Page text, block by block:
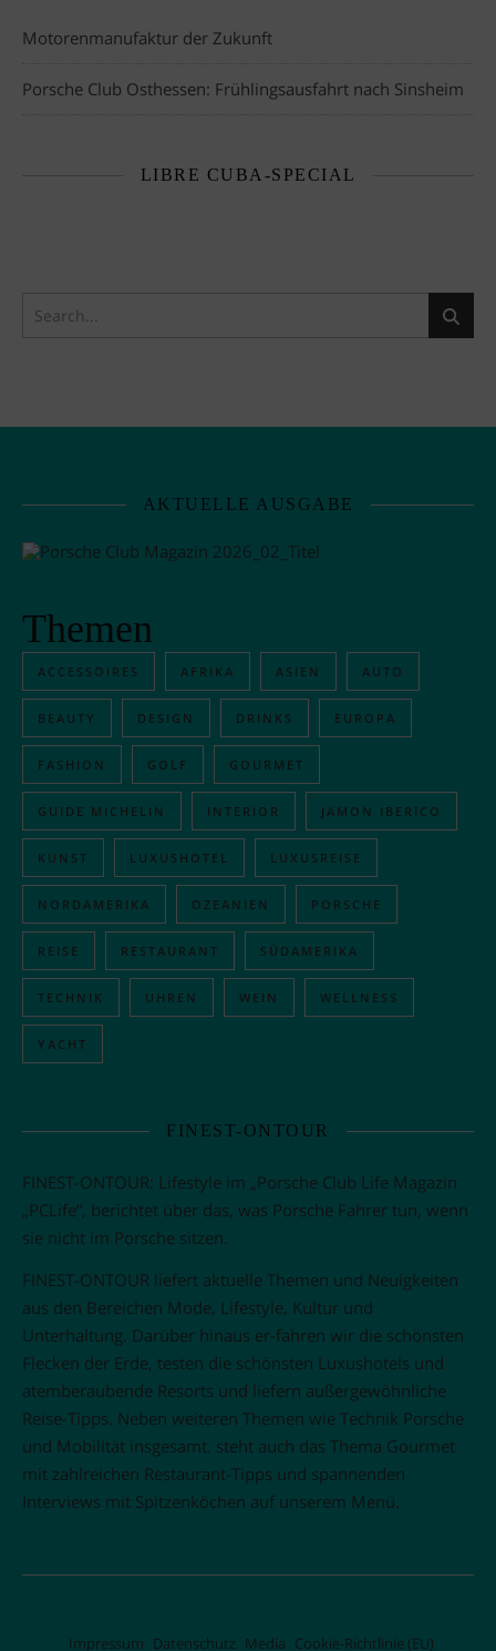
Motorenmanufaktur der Zukunft
Porsche Club Osthessen: Frühlingsausfahrt nach Sinsheim
LIBRE CUBA-SPECIAL
AKTUELLE AUSGABE
Themen
ACCESSOIRES AFRIKA ASIEN AUTO
BEAUTY DESIGN DRINKS EUROPA
FASHION GOLF GOURMET
GUIDE MICHELIN INTERIOR JAMON IBERICO
KUNST LUXUSHOTEL LUXUSREISE
NORDAMERIKA OZEANIEN PORSCHE
REISE RESTAURANT SÜDAMERIKA
TECHNIK UHREN WEIN WELLNESS
YACHT
FINEST-ONTOUR
FINEST-ONTOUR: Lifestyle im „Porsche Club Life Magazin
„PCLife“, berichtet über das, was Porsche Fahrer tun, wenn
sie nicht im Porsche sitzen.
FINEST-ONTOUR liefert aktuelle Themen und Neuigkeiten
aus den Bereichen Mode, Lifestyle, Kultur und
Unterhaltung. Darüber hinaus er-fahren wir die schönsten
Flecken der Erde, testen die schönsten Luxushotels und
atemberaubende Resorts und liefern außergewöhnliche
Reise-Tipps. Neben weiteren Themen wie Technik Porsche
und Mobilität insgesamt. steht auch das Thema Gourmet
mit zahlreichen Restaurant-Tipps und spannenden
Interviews mit Spitzenköchen auf unserem Menü.
Impressum Datenschutz Media Cookie-Richtlinie (EU)